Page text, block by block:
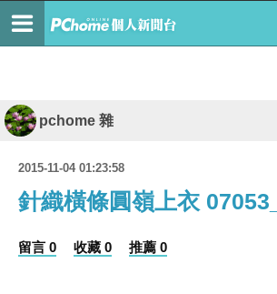
pchome 雜
2015-11-04 01:23:58
針織橫條圓嶺上衣
留言 0 收藏 0 推薦 0